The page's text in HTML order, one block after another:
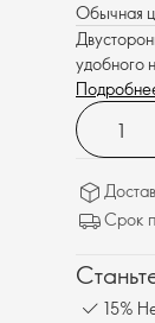
Обычная
удобного
Срок
15%